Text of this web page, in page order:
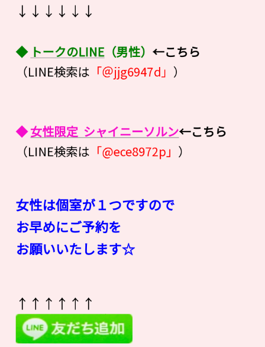
↓↓↓↓↓↓
◆ トークのLINE（男性） ←こちら
（LINE検索は 「＠jjg6947d」 ）
◆女性限定 シャイニーソルン←こちら
（LINE検索は 「@ece8972p」 ）
女性は個室が１つですので
お早めにご予約を
お願いいたします☆
↑↑↑↑↑↑